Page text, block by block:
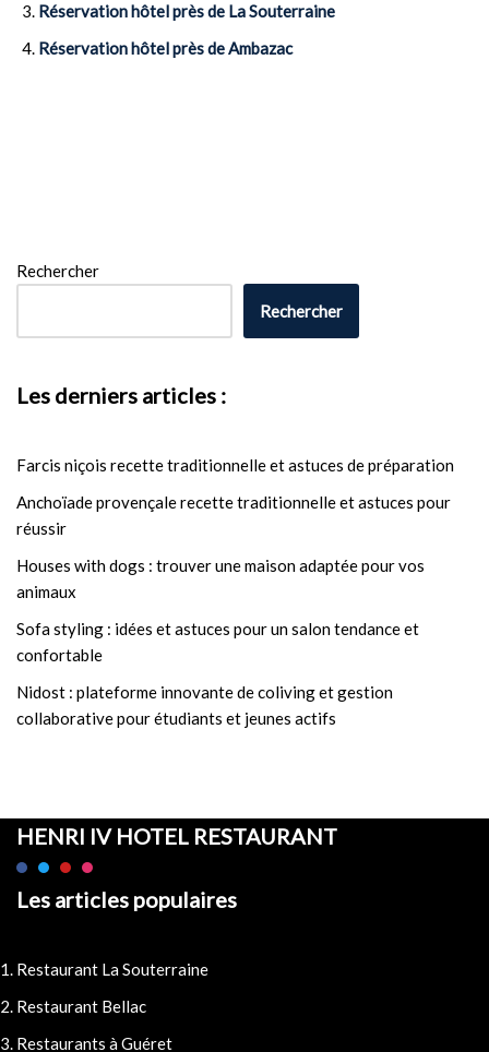
Réservation hôtel près de La Souterraine
Réservation hôtel près de Ambazac
Rechercher
Rechercher
Les derniers articles :
Farcis niçois recette traditionnelle et astuces de préparation
Anchoïade provençale recette traditionnelle et astuces pour
réussir
Houses with dogs : trouver une maison adaptée pour vos
animaux
Sofa styling : idées et astuces pour un salon tendance et
confortable
Nidost : plateforme innovante de coliving et gestion
collaborative pour étudiants et jeunes actifs
HENRI IV HOTEL RESTAURANT
Les articles populaires
Restaurant La Souterraine
Restaurant Bellac
Restaurants à Guéret